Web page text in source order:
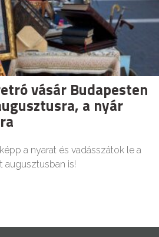
vásár Budapesten
a nyár
a nyarat és vadásszátok le a
augusztusban is!